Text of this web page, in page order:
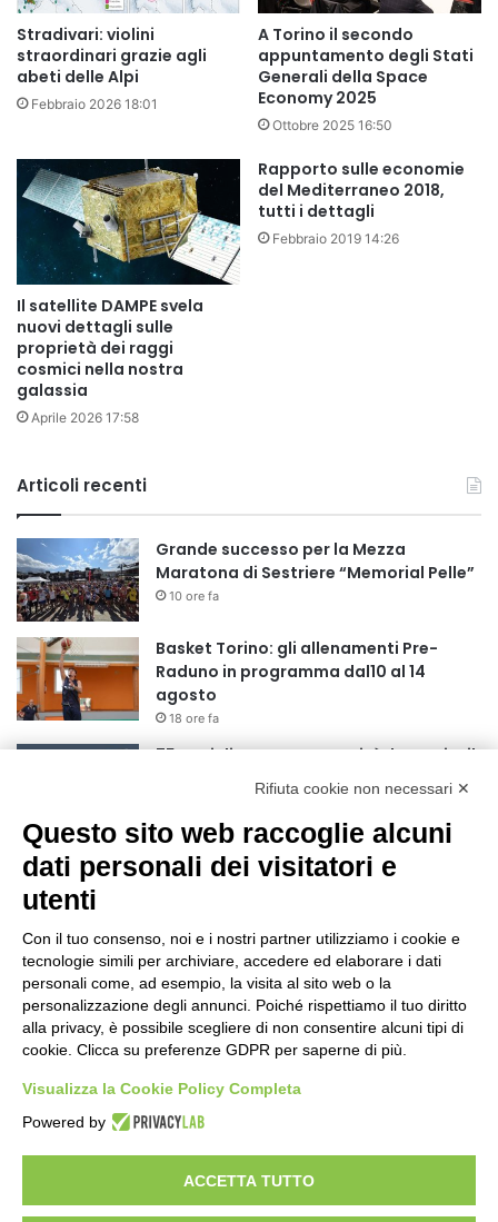
Stradivari: violini
straordinari grazie agli
abeti delle Alpi
Febbraio 2026 18:01
A Torino il secondo
appuntamento degli Stati
Generali della Space
Economy 2025
Ottobre 2025 16:50
Il satellite DAMPE svela
nuovi dettagli sulle
proprietà dei raggi
cosmici nella nostra
galassia
Aprile 2026 17:58
Rapporto sulle economie
del Mediterraneo 2018,
tutti i dettagli
Febbraio 2019 14:26
Articoli recenti
Grande successo per la Mezza
Maratona di Sestriere “Memorial Pelle”
10 ore fa
Basket Torino: gli allenamenti Pre-
Raduno in programma dal10 al 14
agosto
18 ore fa
75 anni di INFN. La comunità, la storia, il
futuro della ricerca in fisica
18 ore fa
Stop alla linea Torino-Bardonecchia
Grande partecipazione alla Festa della
Madonna della Neve al Rifugio Ciao
Pais
1 giorno fa
nuovo Chief Creative Officer
2 giorni fa
Visibileweb - IT03270560802 - info@cronacamilano.it
Rifiuta cookie non necessari ✕
Questo sito web raccoglie alcuni
dati personali dei visitatori e
utenti
Con il tuo consenso, noi e i nostri partner utilizziamo i cookie e
tecnologie simili per archiviare, accedere ed elaborare i dati
personali come, ad esempio, la visita al sito web o la
personalizzazione degli annunci. Poiché rispettiamo il tuo diritto
alla privacy, è possibile scegliere di non consentire alcuni tipi di
cookie. Clicca su preferenze GDPR per saperne di più.
Visualizza la Cookie Policy Completa
Powered by
ACCETTA TUTTO